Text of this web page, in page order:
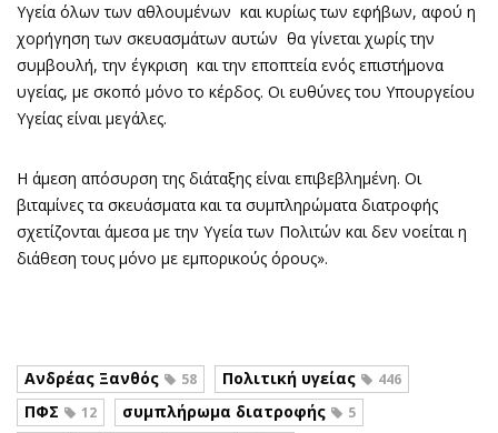
Υγεία όλων των αθλουμένων και κυρίως των εφήβων, αφού η
χορήγηση των σκευασμάτων αυτών θα γίνεται χωρίς την
συμβουλή, την έγκριση και την εποπτεία ενός επιστήμονα
υγείας, με σκοπό μόνο το κέρδος. Οι ευθύνες του Υπουργείου
Υγείας είναι μεγάλες.
Η άμεση απόσυρση της διάταξης είναι επιβεβλημένη. Οι
βιταμίνες τα σκευάσματα και τα συμπληρώματα διατροφής
σχετίζονται άμεσα με την Υγεία των Πολιτών και δεν νοείται η
διάθεση τους μόνο με εμπορικούς όρους».
Ανδρέας Ξανθός 58 Πολιτική υγείας 446
ΠΦΣ 12 συμπλήρωμα διατροφής 5